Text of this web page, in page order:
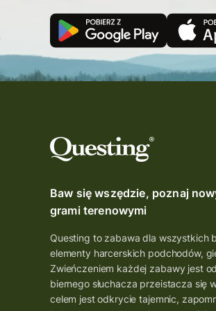
Baw się wszędzie, poznaj
grami terenowymi
Questing to zabawa dla wszystkich
elementy harcerskich podchodów,
Zwieńczeniem każdej zabawy jest
biernego słuchacza przeistacza się
celem jest odkrycie tajemnic,